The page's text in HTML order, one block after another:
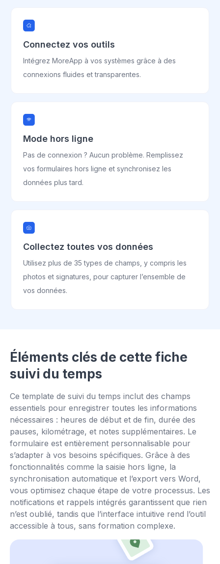
Connectez vos outils
Intégrez MoreApp à vos systèmes grâce à des
connexions fluides et transparentes.
Mode hors ligne
Pas de connexion ? Aucun problème. Remplissez
vos formulaires hors ligne et synchronisez les
données plus tard.
Collectez toutes vos données
Utilisez plus de 35 types de champs, y compris les
photos et signatures, pour capturer l’ensemble de
vos données.
Éléments clés de cette fiche
suivi du temps
Ce template de suivi du temps inclut des champs
essentiels pour enregistrer toutes les informations
nécessaires : heures de début et de fin, durée des
pauses, kilométrage, et notes supplémentaires. Le
formulaire est entièrement personnalisable pour
s’adapter à vos besoins spécifiques. Grâce à des
fonctionnalités comme la saisie hors ligne, la
synchronisation automatique et l’export vers Word,
vous optimisez chaque étape de votre processus. Les
notifications et rappels intégrés garantissent que rien
n’est oublié, tandis que l’interface intuitive rend l’outil
accessible à tous, sans formation complexe.